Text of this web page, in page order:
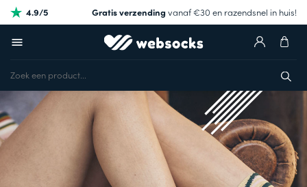
4.9/5 Gratis verzendingvanaf €30 en razendsnel in huis!